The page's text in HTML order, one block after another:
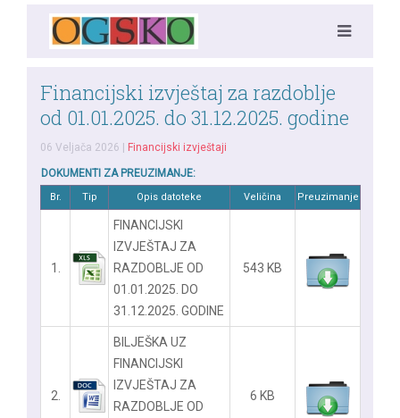
Financijski izvještaj za razdoblje
od 01.01.2025. do 31.12.2025. godine
06 Veljača 2026 Financijski izvještaji
DOKUMENTI ZA PREUZIMANJE:
Br. Tip Opis datoteke Veličina Preuzimanje
1.
FINANCIJSKI
IZVJEŠTAJ ZA
RAZDOBLJE OD
01.01.2025. DO
31.12.2025. GODINE
543 KB
2.
BILJEŠKA UZ
FINANCIJSKI
IZVJEŠTAJ ZA
RAZDOBLJE OD
6 KB